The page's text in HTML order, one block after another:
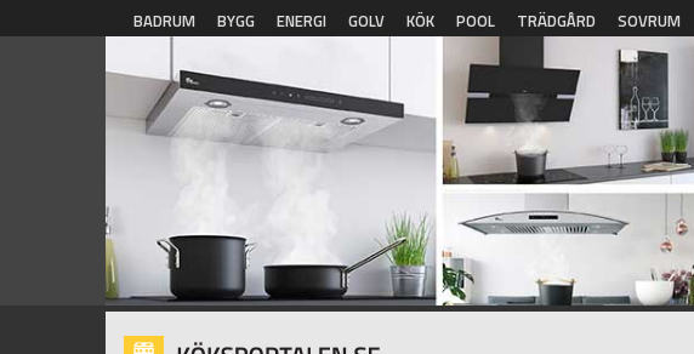
Hoppa till huvudinnehåll
BADRUM BYGG ENERGI GOLV KÖK POOL TRÄDGÅRD SOVRUM